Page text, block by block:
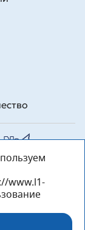
не является
437 ГК РФ.
Петербург, ул.
7810269443,
www.l1-